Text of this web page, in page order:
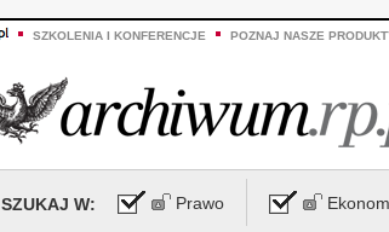
SZKOLENIA I KONFERENCJE POZNAJ NASZE
SZUKAJ W: Prawo